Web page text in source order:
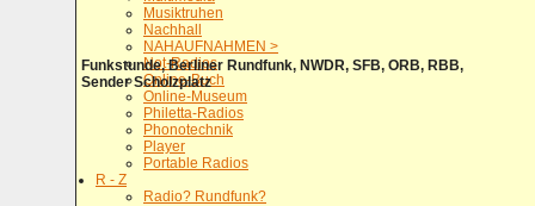
Musiktruhen
Nachhall
NAHAUFNAHMEN >
Not-Radios
Online-Buch
Online-Museum
Philetta-Radios
Phonotechnik
Player
Portable Radios
R - Z
Radio? Rundfunk?
Funkstunde, Berliner Rundfunk, NWDR, SFB, ORB, RBB,
Sender Scholzplatz